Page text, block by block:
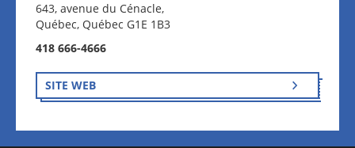
643, avenue du Cénacle,
Québec, Québec G1E 1B3
418 666-4666
SITE WEB